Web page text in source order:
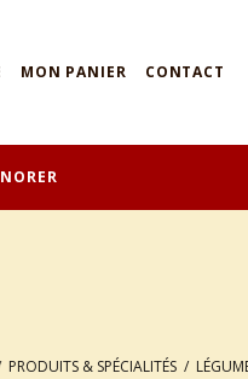
MON PANIER CONTACT
PRODUITS & SPÉCIALITÉS /